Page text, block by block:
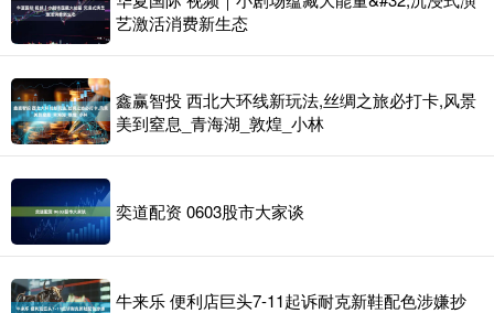
艺激活消费新生态
鑫赢智投 西北大环线新玩法,丝绸之旅必打卡,风景
美到窒息_青海湖_敦煌_小林
奕道配资 0603股市大家谈
牛来乐 便利店巨头7-11起诉耐克新鞋配色涉嫌抄